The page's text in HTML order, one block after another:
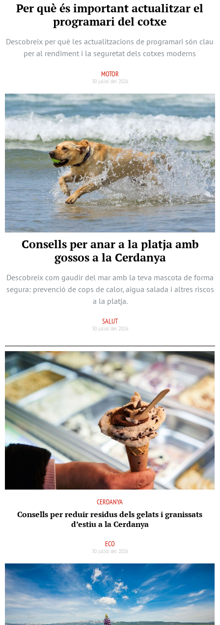
Per què és important actualitzar el
programari del cotxe
Descobreix per què les actualitzacions de programari són clau
per al rendiment i la seguretat dels cotxes moderns
MOTOR
30 juliol del 2026
Consells per anar a la platja amb
gossos a la Cerdanya
Descobreix com gaudir del mar amb la teva mascota de forma
segura: prevenció de cops de calor, aigua salada i altres riscos
a la platja.
SALUT
30 juliol del 2026
CERDANYA
Consells per reduir residus dels gelats i granissats
d’estiu a la Cerdanya
ECO
30 juliol del 2026